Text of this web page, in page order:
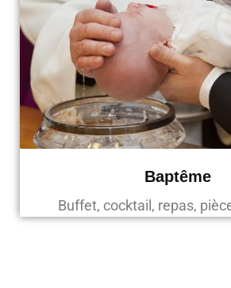
Baptême
Buffet, cocktail, repas,